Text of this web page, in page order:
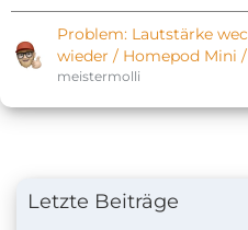
Problem: Lautstärke
wieder / Homepod Mini /
meistermolli
Letzte Beiträge